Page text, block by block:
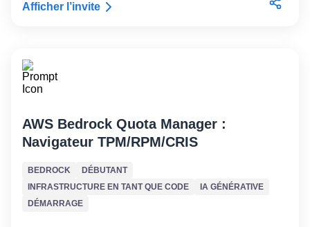
Afficher l’invite
AWS Bedrock Quota Manager :
Navigateur TPM/RPM/CRIS
BEDROCK
DÉBUTANT
INFRASTRUCTURE EN TANT QUE CODE
IA GÉNÉRATIVE
DÉMARRAGE